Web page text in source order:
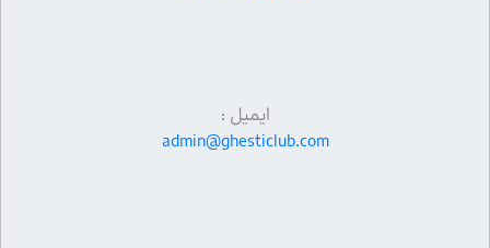
ایمیل :
admin@ghesticlub.com